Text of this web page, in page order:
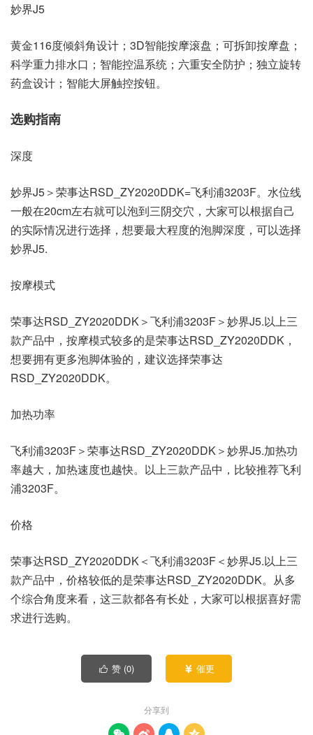
妙界J5
黄金116度倾斜角设计；3D智能按摩滚盘；可拆卸按摩盘；
科学重力排水口；智能控温系统；六重安全防护；独立旋转
药盒设计；智能大屏触控按钮。
选购指南
深度
妙界J5＞荣事达RSD_ZY2020DDK=飞利浦3203F。水位线
一般在20cm左右就可以泡到三阴交穴，大家可以根据自己
的实际情况进行选择，想要最大程度的泡脚深度，可以选择
妙界J5.
按摩模式
荣事达RSD_ZY2020DDK＞飞利浦3203F＞妙界J5.以上三
款产品中，按摩模式较多的是荣事达RSD_ZY2020DDK，
想要拥有更多泡脚体验的，建议选择荣事达
RSD_ZY2020DDK。
加热功率
飞利浦3203F＞荣事达RSD_ZY2020DDK＞妙界J5.加热功
率越大，加热速度也越快。以上三款产品中，比较推荐飞利
浦3203F。
价格
荣事达RSD_ZY2020DDK＜飞利浦3203F＜妙界J5.以上三
款产品中，价格较低的是荣事达RSD_ZY2020DDK。从多
个综合角度来看，这三款都各有长处，大家可以根据喜好需
求进行选购。
 赞 (0)  催更
分享到